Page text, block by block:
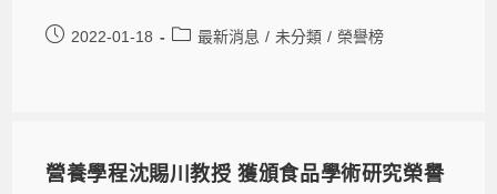
2022-01-18 最新消息 / 未分類 / 榮譽榜
營養學程沈賜川教授 獲頒食品學術研究榮譽